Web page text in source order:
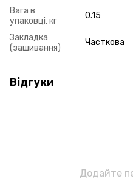
Вага в
упаковці, кг
0.15
Закладка
(зашивання)
Часткова
Відгуки
Додайте